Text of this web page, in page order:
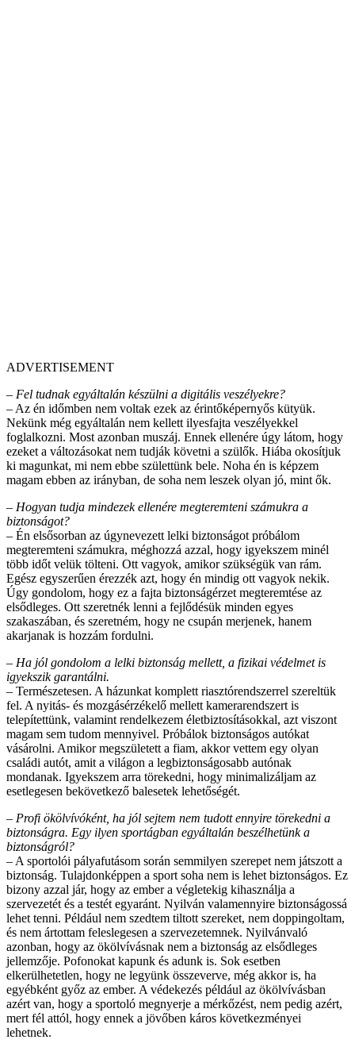
ADVERTISEMENT
– Fel tudnak egyáltalán készülni a digitális veszélyekre?
– Az én időmben nem voltak ezek az érintőképernyős kütyük.
Nekünk még egyáltalán nem kellett ilyesfajta veszélyekkel
foglalkozni. Most azonban muszáj. Ennek ellenére úgy látom, hogy
ezeket a változásokat nem tudják követni a szülők. Hiába okosítjuk
ki magunkat, mi nem ebbe születtünk bele. Noha én is képzem
magam ebben az irányban, de soha nem leszek olyan jó, mint ők.
– Hogyan tudja mindezek ellenére megteremteni számukra a
biztonságot?
– Én elsősorban az úgynevezett lelki biztonságot próbálom
megteremteni számukra, méghozzá azzal, hogy igyekszem minél
több időt velük tölteni. Ott vagyok, amikor szükségük van rám.
Egész egyszerűen érezzék azt, hogy én mindig ott vagyok nekik.
Úgy gondolom, hogy ez a fajta biztonságérzet megteremtése az
elsődleges. Ott szeretnék lenni a fejlődésük minden egyes
szakaszában, és szeretném, hogy ne csupán merjenek, hanem
akarjanak is hozzám fordulni.
– Ha jól gondolom a lelki biztonság mellett, a fizikai védelmet is
igyekszik garantálni.
– Természetesen. A házunkat komplett riasztórendszerrel szereltük
fel. A nyitás- és mozgásérzékelő mellett kamerarendszert is
telepítettünk, valamint rendelkezem életbiztosításokkal, azt viszont
magam sem tudom mennyivel. Próbálok biztonságos autókat
vásárolni. Amikor megszületett a fiam, akkor vettem egy olyan
családi autót, amit a világon a legbiztonságosabb autónak
mondanak. Igyekszem arra törekedni, hogy minimalizáljam az
esetlegesen bekövetkező balesetek lehetőségét.
– Profi ökölvívóként, ha jól sejtem nem tudott ennyire törekedni a
biztonságra. Egy ilyen sportágban egyáltalán beszélhetünk a
biztonságról?
– A sportolói pályafutásom során semmilyen szerepet nem játszott a
biztonság. Tulajdonképpen a sport soha nem is lehet biztonságos. Ez
bizony azzal jár, hogy az ember a végletekig kihasználja a
szervezetét és a testét egyaránt. Nyilván valamennyire biztonságossá
lehet tenni. Például nem szedtem tiltott szereket, nem doppingoltam,
és nem ártottam feleslegesen a szervezetemnek. Nyilvánvaló
azonban, hogy az ökölvívásnak nem a biztonság az elsődleges
jellemzője. Pofonokat kapunk és adunk is. Sok esetben
elkerülhetetlen, hogy ne legyünk összeverve, még akkor is, ha
egyébként győz az ember. A védekezés például az ökölvívásban
azért van, hogy a sportoló megnyerje a mérkőzést, nem pedig azért,
mert fél attól, hogy ennek a jövőben káros következményei
lehetnek.